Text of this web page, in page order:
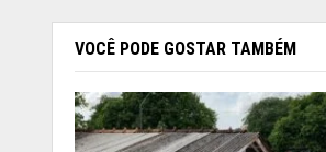
VOCÊ PODE GOSTAR TAMBÉM